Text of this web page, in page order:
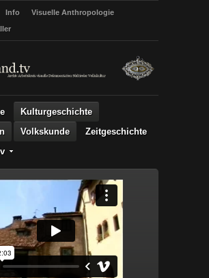
Info
Visuelle Anthropologie
Kulturgeschichte
Volkskunde
Zeitgeschichte